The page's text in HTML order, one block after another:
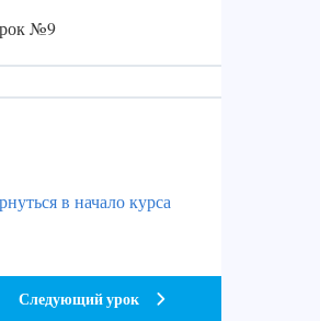
№9
в начало курса
Следующий урок